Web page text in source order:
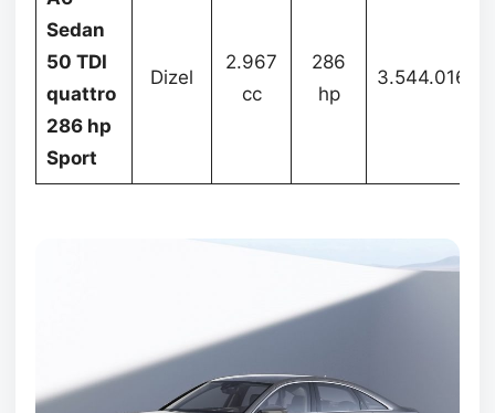
Sedan
50 TDI
quattro
286 hp
Sport
Dizel
2.967
cc
286
hp
3.544.016